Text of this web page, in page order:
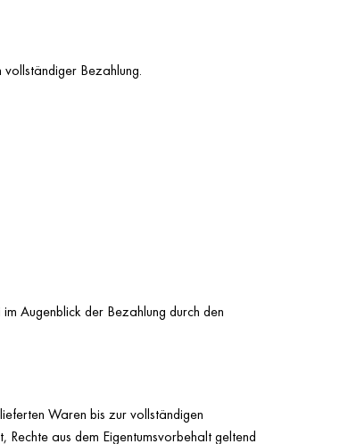
Bezahlung.
Augenblick der Bezahlung durch den
Waren bis zur vollständigen
aus dem Eigentumsvorbehalt geltend